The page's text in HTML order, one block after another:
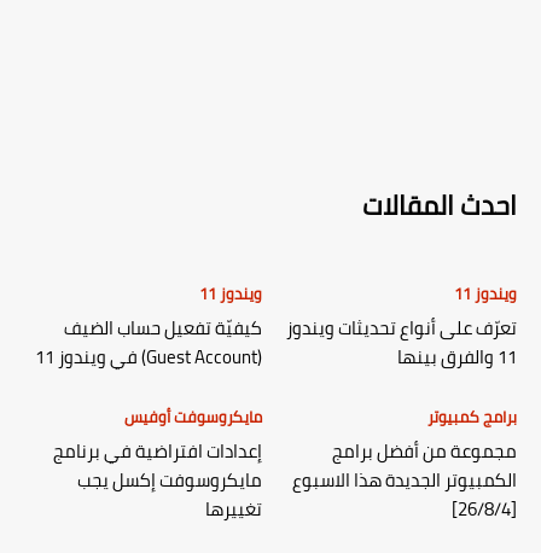
احدث المقالات
ويندوز 11
تعرّف على أنواع تحديثات ويندوز
11 والفرق بينها
ويندوز 11
كيفيّة تفعيل حساب الضيف
(Guest Account) في ويندوز 11
برامج كمبيوتر
مجموعة من أفضل برامج
الكمبيوتر الجديدة هذا الاسبوع
[26/8/4]
مايكروسوفت أوفيس
إعدادات افتراضية في برنامج
مايكروسوفت إكسل يجب
تغييرها